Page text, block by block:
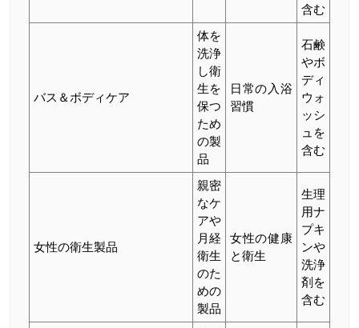
含む
バス＆ボディケア
体を
洗浄
し衛
生を
保つ
ため
の製
品
日常の入浴
習慣
石鹸
やボ
ディ
ウォ
ッシ
ュを
含む
女性の衛生製品
親密
なケ
アや
月経
衛生
のた
めの
製品
女性の健康
と衛生
生理
用ナ
プキ
ンや
洗浄
剤を
含む